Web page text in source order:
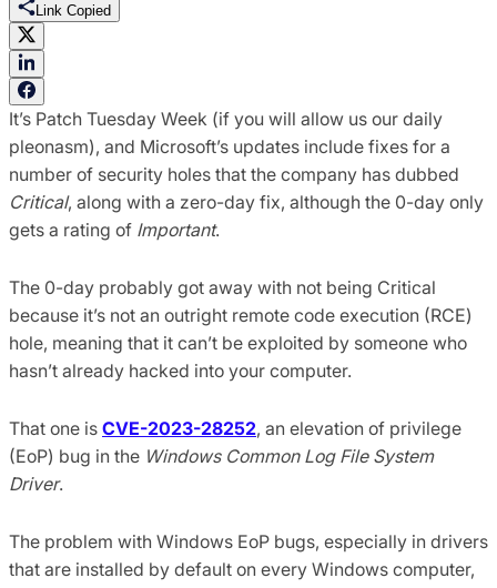
Link Copied
It’s Patch Tuesday Week (if you will allow us our daily
pleonasm), and Microsoft’s updates include fixes for a
number of security holes that the company has dubbed
Critical, along with a zero-day fix, although the 0-day only
gets a rating of Important.
The 0-day probably got away with not being Critical
because it’s not an outright remote code execution (RCE)
hole, meaning that it can’t be exploited by someone who
hasn’t already hacked into your computer.
That one is CVE-2023-28252, an elevation of privilege
(EoP) bug in the Windows Common Log File System
Driver.
The problem with Windows EoP bugs, especially in drivers
that are installed by default on every Windows computer,